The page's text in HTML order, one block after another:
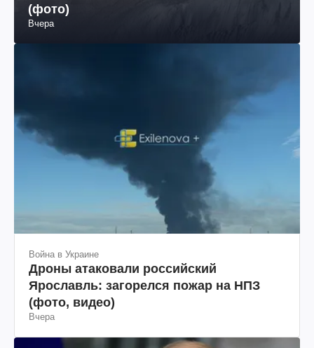
(фото)
Вчера
Война в Украине
Дроны атаковали российский
Ярославль: загорелся пожар на НПЗ
(фото, видео)
Вчера